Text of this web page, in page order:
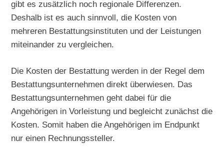
gibt es zusätzlich noch regionale Differenzen.
Deshalb ist es auch sinnvoll, die Kosten von
mehreren Bestattungsinstituten und der Leistungen
miteinander zu vergleichen.
Die Kosten der Bestattung werden in der Regel dem
Bestattungsunternehmen direkt überwiesen. Das
Bestattungsunternehmen geht dabei für die
Angehörigen in Vorleistung und begleicht zunächst die
Kosten. Somit haben die Angehörigen im Endpunkt
nur einen Rechnungssteller.